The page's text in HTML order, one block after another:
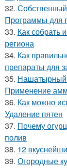
32.
Программы для
33. Как собрать
региона
34. Как
препараты для
35. Нашатырный
Применение
36. Как можно
Удаление пятен
37. Почему
полив
38. 12
39. Огородные